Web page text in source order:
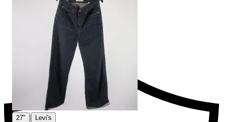
Ersättning om du inte får din vara
27" | Levi's